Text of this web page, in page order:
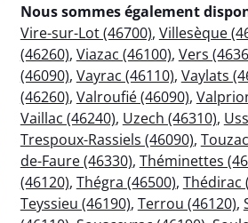
Nous sommes également
Vire-sur-Lot (46700), Villesèque
(46260), Viazac (46100), Vers
(46090), Vayrac (46110), Vaylats
(46260), Valroufié (46090),
Vaillac (46240), Uzech (46310),
Trespoux-Rassiels (46090),
de-Faure (46330), Théminettes
(46120), Thégra (46500), Thédirac
Teyssieu (46190), Terrou (46120),